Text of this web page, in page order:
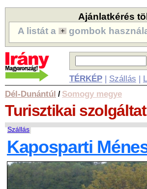
Ajánlatkérés
A listát a
gombok
TÉRKÉP| Szállás |
Dél-Dunántúl / Somogy megye
Turisztikai
Szállás
Kaposparti